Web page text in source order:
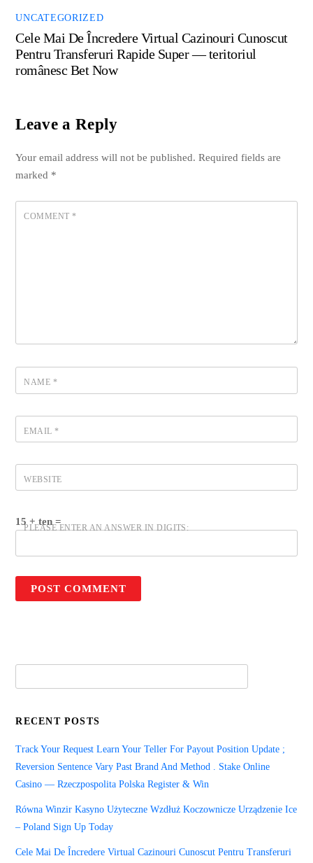
UNCATEGORIZED
Cele Mai De Încredere Virtual Cazinouri Cunoscut
Pentru Transferuri Rapide Super — teritoriul
românesc Bet Now
Leave a Reply
Your email address will not be published. Required fields are
marked *
COMMENT*
NAME *
EMAIL*
WEBSITE
PLEASE ENTER AN ANSWER IN DIGITS:
15 + ten =
RECENT POSTS
Track Your Request Learn Your Teller For Payout Position Update ;
Reversion Sentence Vary Past Brand And Method . Stake Online
Casino — Rzeczpospolita Polska Register & Win
Równa Winzir Kasyno Użyteczne Wzdłuż Koczownicze Urządzenie Ice
– Poland Sign Up Today
Cele Mai De Încredere Virtual Cazinouri Cunoscut Pentru Transferuri